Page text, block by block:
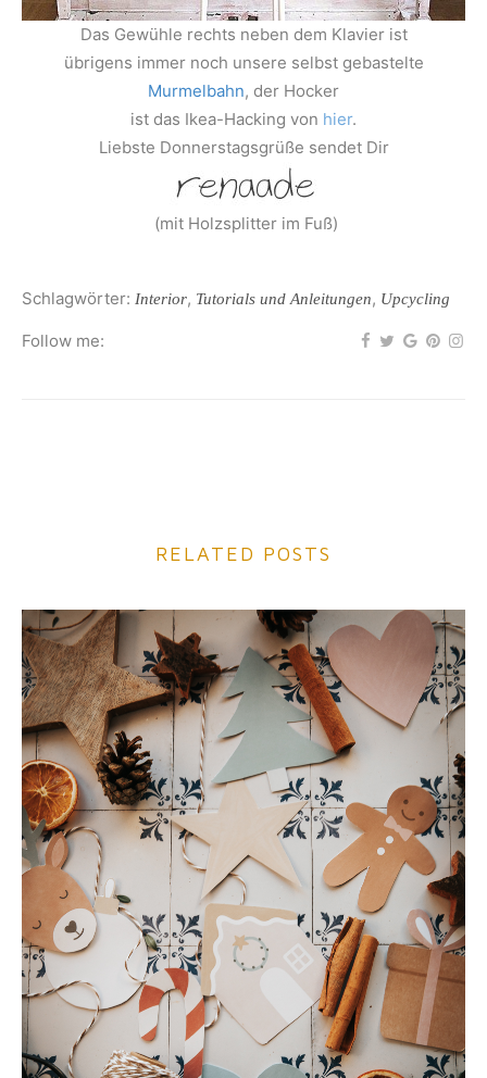
Das Gewühle rechts neben dem Klavier ist
übrigens immer noch unsere selbst gebastelte
Murmelbahn, der Hocker
ist das Ikea-Hacking von hier.
Liebste Donnerstagsgrüße sendet Dir
(mit Holzsplitter im Fuß)
Schlagwörter: Interior, Tutorials und Anleitungen, Upcycling
Follow me:
RELATED POSTS